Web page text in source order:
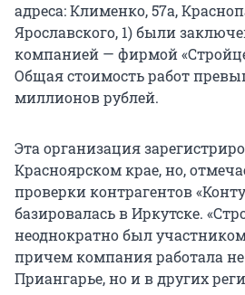
адреса: Клименко, 57а,
Ярославского, 1) были
компанией — фирмой
Общая стоимость работ
миллионов рублей.
Эта организация
Красноярском крае, но,
проверки контрагентов
базировалась в Иркутске.
неоднократно был
причем компания работала
Приангарье, но и в других